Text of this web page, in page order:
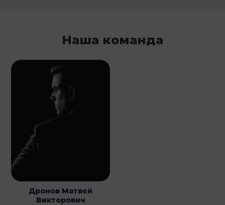
Наша команда
Дронов Матвей
Викторович